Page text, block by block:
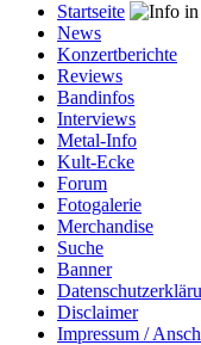
Startseite
News
Konzertberichte
Reviews
Bandinfos
Interviews
Metal-Info
Kult-Ecke
Forum
Fotogalerie
Merchandise
Suche
Banner
Disclaimer
Impressum /